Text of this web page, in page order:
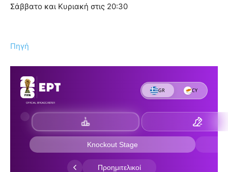
Σάββατο και Κυριακή στις 20:30
Πηγή